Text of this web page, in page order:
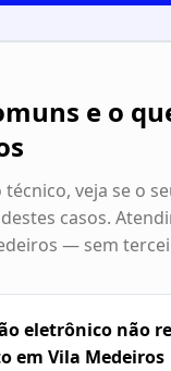
e o
veja se o
casos.
— sem
eletrônico não
em Vila Medeiros